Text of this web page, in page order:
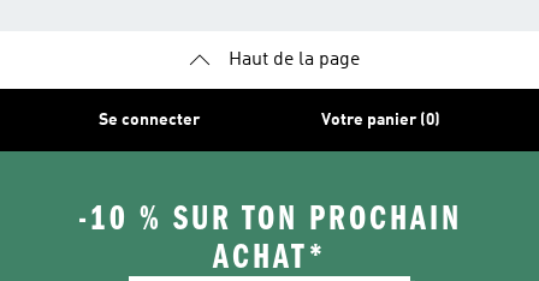
Haut de la page
Se connecter Votre panier (0)
-10 % SUR TON PROCHAIN
ACHAT*